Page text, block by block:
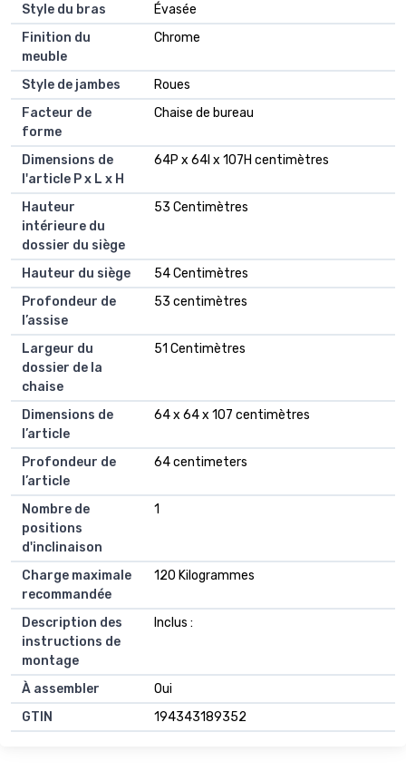
Style du bras
Évasée
Finition du
meuble
Chrome
Style de jambes
Roues
Facteur de
forme
Chaise de bureau
Dimensions de
l'article P x L x H
64P x 64l x 107H centimètres
Hauteur
intérieure du
dossier du siège
53 Centimètres
Hauteur du siège
54 Centimètres
Profondeur de
l’assise
53 centimètres
Largeur du
dossier de la
chaise
51 Centimètres
Dimensions de
l’article
64 x 64 x 107 centimètres
Profondeur de
l’article
64 centimeters
Nombre de
positions
d'inclinaison
1
Charge maximale
recommandée
120 Kilogrammes
Description des
instructions de
montage
Inclus :
À assembler
Oui
GTIN
194343189352